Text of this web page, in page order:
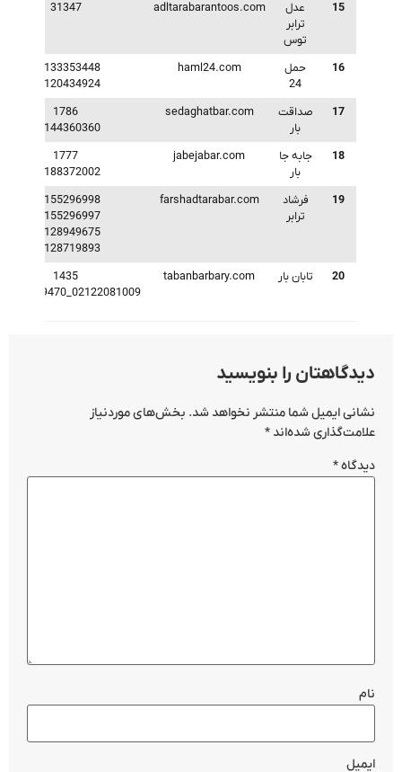
15
عدل
ترابر
توس
adltarabarantoos.com
31347
16
حمل
24
haml24.com
01133353448
09120434924
17
صداقت
بار
sedaghatbar.com
1786
02144360360
18
جابه جا
بار
jabejabar.com
1777
02188372002
19
فرشاد
ترابر
farshadtarabar.com
02155296998
02155296997
09128949675
09128719893
20
تابان بار tabanbarbary.com
1435
02122081009_021221169470
دیدگاهتان را بنویسید
نشانی ایمیل شما منتشر نخواهد شد. بخش‌های موردنیاز
علامت‌گذاری شده‌اند *
دیدگاه*
نام
ایمیل